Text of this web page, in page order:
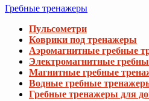
Гребные тренажеры
Пульсометри
Коврики под тренажеры
Аэромагнитные гребные
Электромагнитные
Магнитные гребные
Водные гребные
Гребные тренажеры для